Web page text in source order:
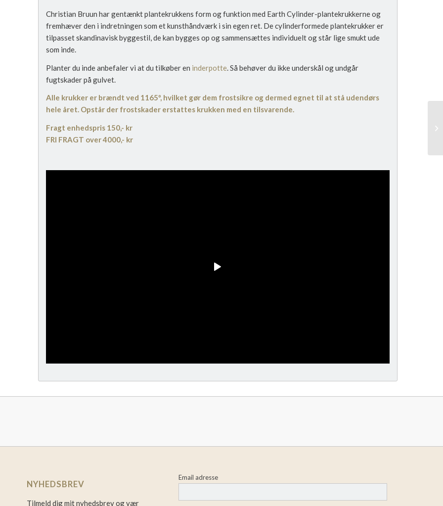
Christian Bruun har gentænkt plantekrukkens form og funktion med Earth Cylinder-plantekrukkerne og
fremhæver den i indretningen som et kunsthåndværk i sin egen ret. De cylinderformede plantekrukker er
tilpasset skandinavisk byggestil, de kan bygges op og sammensættes individuelt og står lige smukt ude
som inde.
Planter du inde anbefaler vi at du tilkøber en inderpotte. Så behøver du ikke underskål og undgår
fugtskader på gulvet.
Alle krukker er brændt ved 1165º, hvilket gør dem frostsikre og dermed egnet til at stå udendørs
hele året. Opstår der frostskader erstattes krukken med en tilsvarende.
Fragt enhedspris 150,- kr
FRI FRAGT over 4000,- kr
NYHEDSBREV
Tilmeld dig mit nyhedsbrev og vær
Email adresse